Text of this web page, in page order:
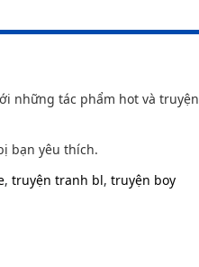
những tác phẩm hot và truyện
bạn yêu thích.
, truyện tranh bl, truyện boy